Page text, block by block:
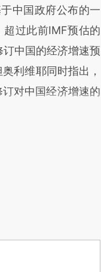
中国政府公布的一
超过此前IMF预估的
中国的经济增速预
利维耶同时指出，
对中国经济增速的